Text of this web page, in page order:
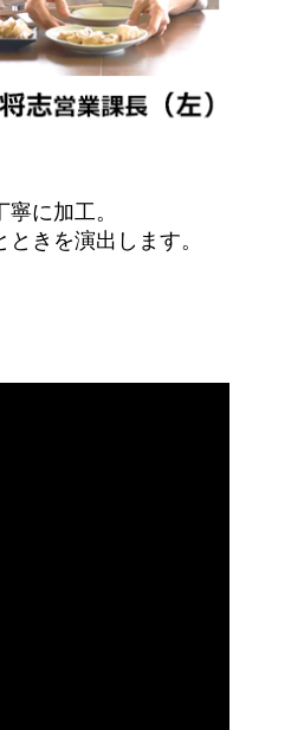
に加工。
きを演出します。